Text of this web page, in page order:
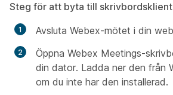
Steg för att byta till skrivbordsklient
Avsluta Webex-mötet i din
Öppna Webex Meetings-
din dator. Ladda ner den från
om du inte har den installerad.